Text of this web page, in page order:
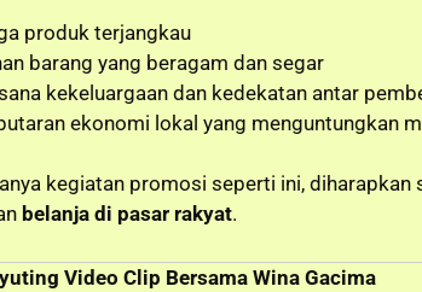
produk terjangkau
barang yang beragam dan segar
kekeluargaan dan kedekatan antar
ekonomi lokal yang menguntungkan
kegiatan promosi seperti ini,
belanja di pasar rakyat.
Video Clip Bersama Wina Gacima